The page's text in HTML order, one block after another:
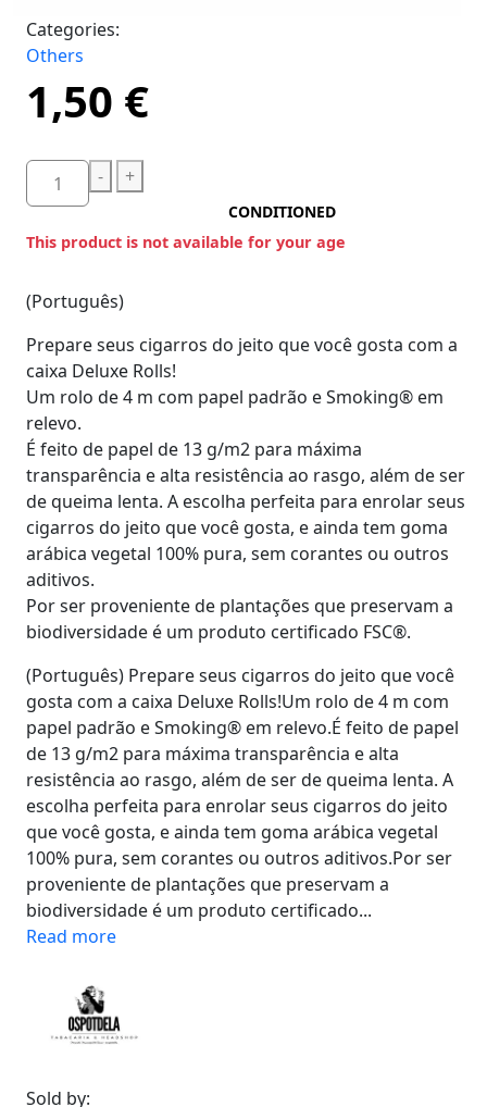
Categories:
Others
1,50 €
- +
CONDITIONED
This product is not available for your age
(Português)
Prepare seus cigarros do jeito que você gosta com a
caixa Deluxe Rolls!
Um rolo de 4 m com papel padrão e Smoking® em
relevo.
É feito de papel de 13 g/m2 para máxima
transparência e alta resistência ao rasgo, além de ser
de queima lenta. A escolha perfeita para enrolar seus
cigarros do jeito que você gosta, e ainda tem goma
arábica vegetal 100% pura, sem corantes ou outros
aditivos.
Por ser proveniente de plantações que preservam a
biodiversidade é um produto certificado FSC®.
(Português) Prepare seus cigarros do jeito que você
gosta com a caixa Deluxe Rolls!Um rolo de 4 m com
papel padrão e Smoking® em relevo.É feito de papel
de 13 g/m2 para máxima transparência e alta
resistência ao rasgo, além de ser de queima lenta. A
escolha perfeita para enrolar seus cigarros do jeito
que você gosta, e ainda tem goma arábica vegetal
100% pura, sem corantes ou outros aditivos.Por ser
proveniente de plantações que preservam a
biodiversidade é um produto certificado...
Read more
Sold by: